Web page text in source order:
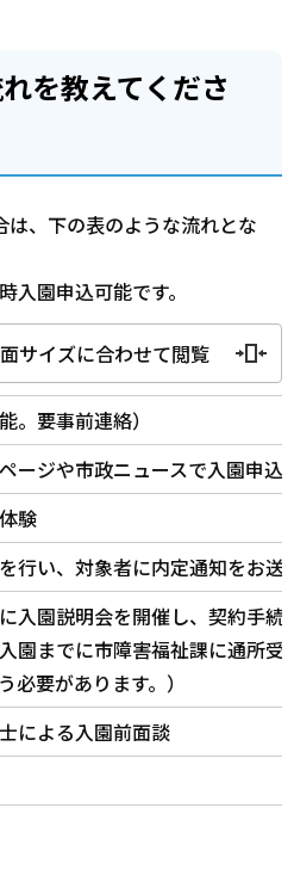
を教えてくださ
、下の表のような流れとな
園申込可能です。
サイズに合わせて閲覧
。要事前連絡）
ージや市政ニュースで入園申込
験
行い、対象者に内定通知をお送
入園説明会を開催し、契約手続
入園までに市障害福祉課に通所
必要があります。）
による入園前面談